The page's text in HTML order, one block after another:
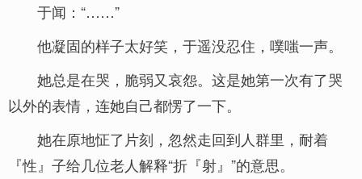
于闻：“……”
他凝固的样子太好笑，于遥没忍住，噗嗤一声。
她总是在哭，脆弱又哀怨。这是她第一次有了哭
以外的表情，连她自己都愣了一下。
她在原地怔了片刻，忽然走回到人群里，耐着
『性』子给几位老人解释“折『射』”的意思。